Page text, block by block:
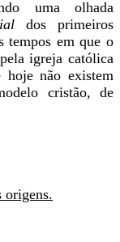
uma olhada
dos primeiros
tempos em que o
igreja católica
hoje não existem
cristão, de
origens.